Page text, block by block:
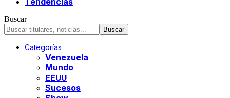
Buscar
Categorías
Venezuela
Mundo
EEUU
Sucesos